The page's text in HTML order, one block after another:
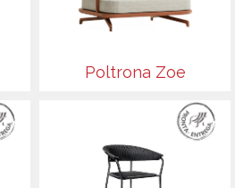
Poltrona Zoe